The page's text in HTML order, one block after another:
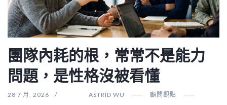
團隊內耗的根，常常不是能力
問題，是性格沒被看懂
28 7 月, 2026 ASTRID WU
顧問觀點